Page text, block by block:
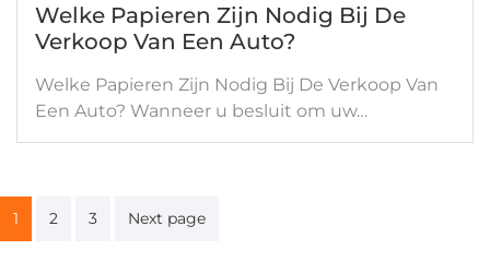
Welke Papieren Zijn Nodig Bij De
Verkoop Van Een Auto?
Welke Papieren Zijn Nodig Bij De Verkoop Van
Een Auto? Wanneer u besluit om uw…
Berichten
1 2 3 Next page